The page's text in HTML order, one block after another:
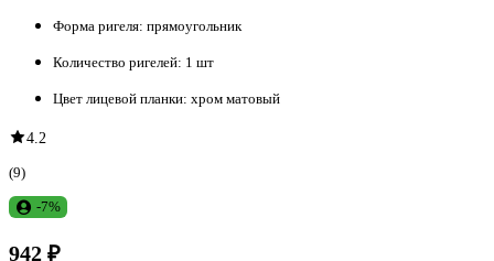
Форма ригеля: прямоугольник
Количество ригелей: 1 шт
Цвет лицевой планки: хром матовый
4.2
(9)
-7%
942 ₽